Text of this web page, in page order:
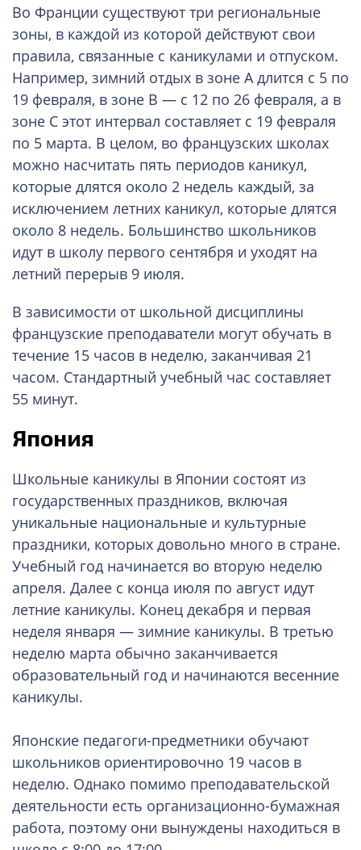
Во Франции существуют три региональные
зоны, в каждой из которой действуют свои
правила, связанные с каникулами и отпуском.
Например, зимний отдых в зоне А длится с 5 по
19 февраля, в зоне B — с 12 по 26 февраля, а в
зоне С этот интервал составляет с 19 февраля
по 5 марта. В целом, во французских школах
можно насчитать пять периодов каникул,
которые длятся около 2 недель каждый, за
исключением летних каникул, которые длятся
около 8 недель. Большинство школьников
идут в школу первого сентября и уходят на
летний перерыв 9 июля.
В зависимости от школьной дисциплины
французские преподаватели могут обучать в
течение 15 часов в неделю, заканчивая 21
часом. Стандартный учебный час составляет
55 минут.
Япония
Школьные каникулы в Японии состоят из
государственных праздников, включая
уникальные национальные и культурные
праздники, которых довольно много в стране.
Учебный год начинается во вторую неделю
апреля. Далее с конца июля по август идут
летние каникулы. Конец декабря и первая
неделя января — зимние каникулы. В третью
неделю марта обычно заканчивается
образовательный год и начинаются весенние
каникулы.
Японские педагоги-предметники обучают
школьников ориентировочно 19 часов в
неделю. Однако помимо преподавательской
деятельности есть организационно-бумажная
работа, поэтому они вынуждены находиться в